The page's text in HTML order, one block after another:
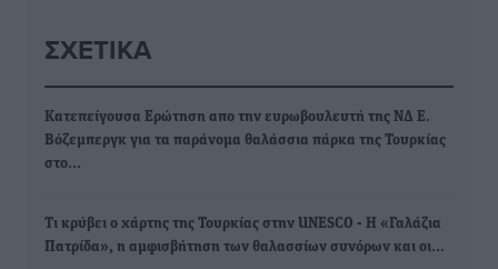
ΣΧΕΤΙΚΆ
Κατεπείγουσα Ερώτηση απο την ευρωβουλευτή της ΝΔ Ε.
Βόζεμπεργκ για τα παράνομα θαλάσσια πάρκα της Τουρκίας
στο…
Τι κρύβει ο χάρτης της Τουρκίας στην UNESCO - Η «Γαλάζια
Πατρίδα», η αμφισβήτηση των θαλασσίων συνόρων και οι…